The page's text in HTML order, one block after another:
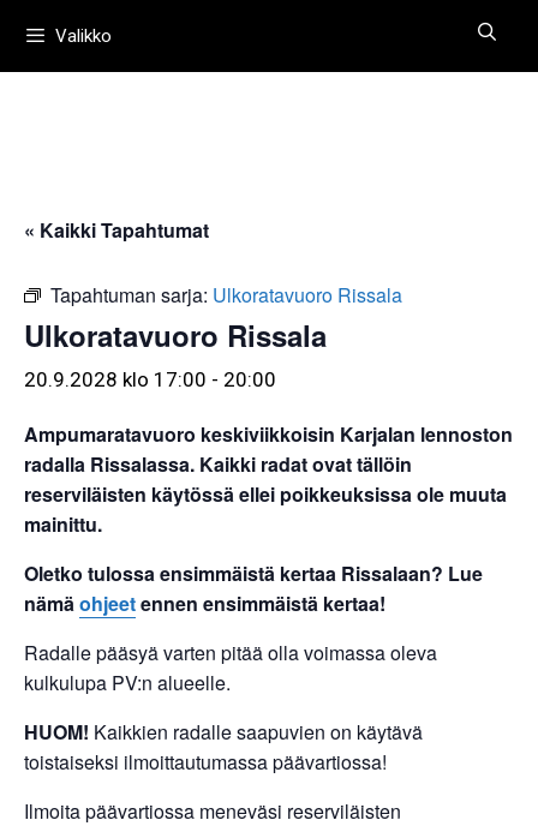
sisältöönValikko
« Kaikki Tapahtumat
Tapahtuman sarja: Ulkoratavuoro Rissala
Ulkoratavuoro Rissala
20.9.2028 klo 17:00 - 20:00
Ampumaratavuoro keskiviikkoisin Karjalan lennoston
radalla Rissalassa. Kaikki radat ovat tällöin
reserviläisten käytössä ellei poikkeuksissa ole muuta
mainittu.
Oletko tulossa ensimmäistä kertaa Rissalaan? Lue
nämäohjeetennen ensimmäistä kertaa!
Radalle pääsyä varten pitää olla voimassa oleva
kulkulupa PV:n alueelle.
HUOM! Kaikkien radalle saapuvien on käytävä
toistaiseksi ilmoittautumassa päävartiossa!
Ilmoita päävartiossa meneväsi reserviläisten